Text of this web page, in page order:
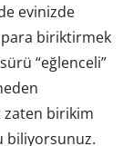
evinizde
para biriktirmek
“eğlenceli”
zaten birikim
biliyorsunuz.